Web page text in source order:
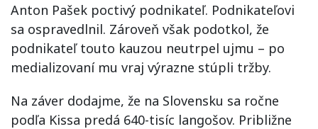
Anton Pašek poctivý podnikateľ. Podnikateľovi
sa ospravedlnil. Zároveň však podotkol, že
podnikateľ touto kauzou neutrpel ujmu – po
medializovaní mu vraj výrazne stúpli tržby.
Na záver dodajme, že na Slovensku sa ročne
podľa Kissa predá 640-tisíc langošov. Približne